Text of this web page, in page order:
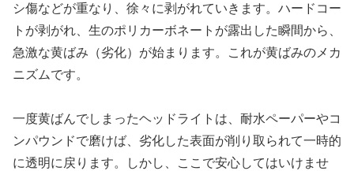
シ傷などが重なり、徐々に剥がれていきます。ハードコー
トが剥がれ、生のポリカーボネートが露出した瞬間から、
急激な黄ばみ（劣化）が始まります。これが黄ばみのメカ
ニズムです。
一度黄ばんでしまったヘッドライトは、耐水ペーパーやコ
ンパウンドで磨けば、劣化した表面が削り取られて一時的
に透明に戻ります。しかし、ここで安心してはいけませ